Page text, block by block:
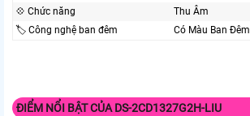
💠 Chức năng
Thu Âm
🏷 Công nghệ ban đêm
Có Màu Ban Ðêm
ĐIỂM NỔI BẬT CỦA DS-2CD1327G2H-LIU